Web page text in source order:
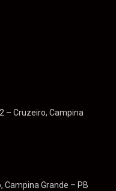
– Cruzeiro, Campina
Campina Grande – PB